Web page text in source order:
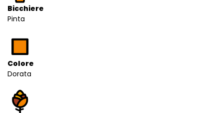
Bicchiere
Pinta
Colore
Dorata